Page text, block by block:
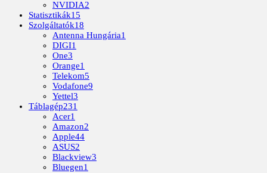
NVIDIA2
Statisztikák15
Szolgáltatók18
Antenna Hungária1
DIGI1
One3
Orange1
Telekom5
Vodafone9
Yettel3
Táblagép231
Acer1
Amazon2
Apple44
ASUS2
Blackview3
Bluegen1